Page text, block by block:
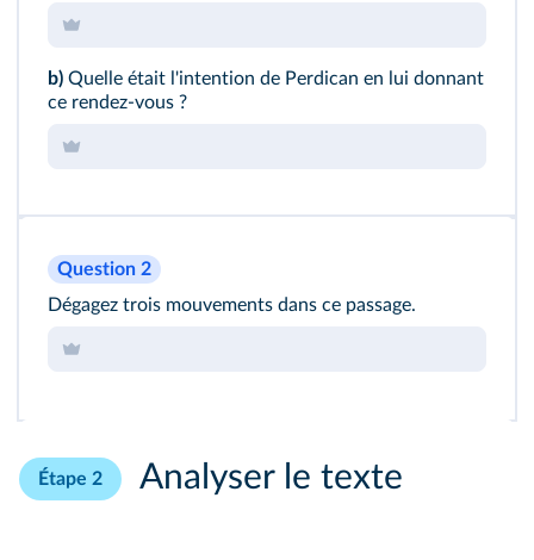
b) Quelle était l'intention de Perdican en lui donnant
ce rendez-vous ?
Question 2
Dégagez trois mouvements dans ce passage.
Étape 2 Analyser le texte